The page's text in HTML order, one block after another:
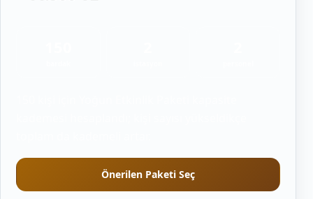
Önerilen Paketi Seç